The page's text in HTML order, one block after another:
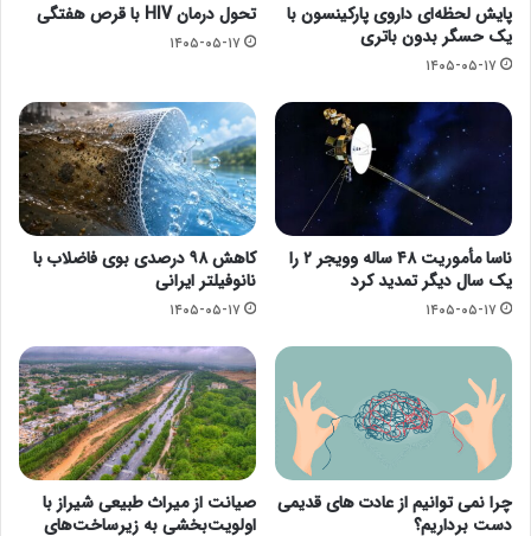
پایش لحظه‌ای داروی پارکینسون با
یک حسگر بدون باتری
۱۴۰۵-۰۵-۱۷
تحول درمان HIV با قرص هفتگی
۱۴۰۵-۰۵-۱۷
ناسا مأموریت ۴۸ ساله وویجر ۲ را
یک سال دیگر تمدید کرد
۱۴۰۵-۰۵-۱۷
کاهش ۹۸ درصدی بوی فاضلاب با
نانوفیلتر ایرانی
۱۴۰۵-۰۵-۱۷
چرا نمی توانیم از عادت های قدیمی
دست برداریم؟
صیانت از میراث طبیعی شیراز با
اولویت‌بخشی به زیرساخت‌های